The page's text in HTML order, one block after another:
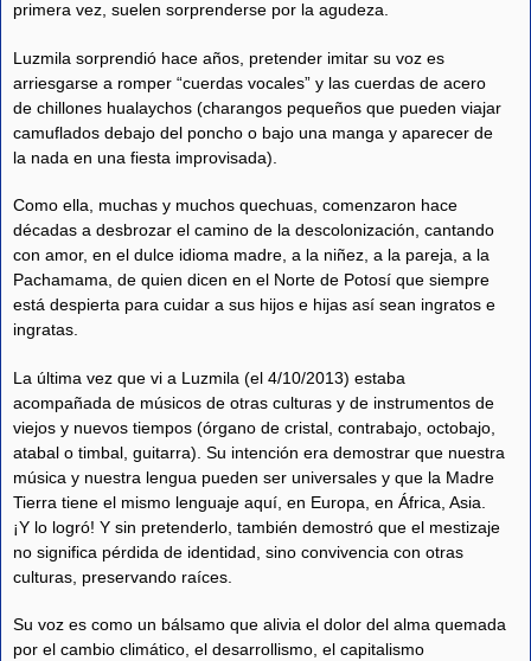
primera vez, suelen sorprenderse por la agudeza.
Luzmila sorprendió hace años, pretender imitar su voz es
arriesgarse a romper “cuerdas vocales” y las cuerdas de acero
de chillones hualaychos (charangos pequeños que pueden viajar
camuflados debajo del poncho o bajo una manga y aparecer de
la nada en una fiesta improvisada).
Como ella, muchas y muchos quechuas, comenzaron hace
décadas a desbrozar el camino de la descolonización, cantando
con amor, en el dulce idioma madre, a la niñez, a la pareja, a la
Pachamama, de quien dicen en el Norte de Potosí que siempre
está despierta para cuidar a sus hijos e hijas así sean ingratos e
ingratas.
La última vez que vi a Luzmila (el 4/10/2013) estaba
acompañada de músicos de otras culturas y de instrumentos de
viejos y nuevos tiempos (órgano de cristal, contrabajo, octobajo,
atabal o timbal, guitarra). Su intención era demostrar que nuestra
música y nuestra lengua pueden ser universales y que la Madre
Tierra tiene el mismo lenguaje aquí, en Europa, en África, Asia.
¡Y lo logró! Y sin pretenderlo, también demostró que el mestizaje
no significa pérdida de identidad, sino convivencia con otras
culturas, preservando raíces.
Su voz es como un bálsamo que alivia el dolor del alma quemada
por el cambio climático, el desarrollismo, el capitalismo